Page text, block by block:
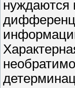
нуждаются